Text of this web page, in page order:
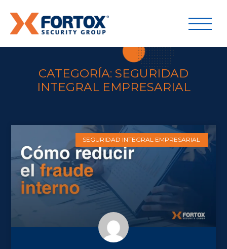
CATEGORÍA: SEGURIDAD
INTEGRAL EMPRESARIAL
SEGURIDAD INTEGRAL EMPRESARIAL